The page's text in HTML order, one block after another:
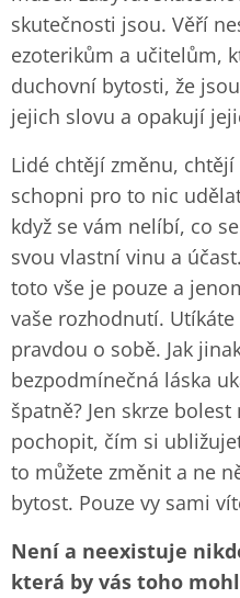
skutečnosti jsou. Věří
ezoterikům a učitelům,
duchovní bytosti, že
jejich slovu a opakují
Lidé chtějí změnu,
schopni pro to nic
když se vám nelíbí, co
svou vlastní vinu a
toto vše je pouze a
vaše rozhodnutí.
pravdou o sobě. Jak
bezpodmínečná láska
špatně? Jen skrze
pochopit, čím si
to můžete změnit a ne
bytost. Pouze vy sami
Není a neexistuje
která by vás toho